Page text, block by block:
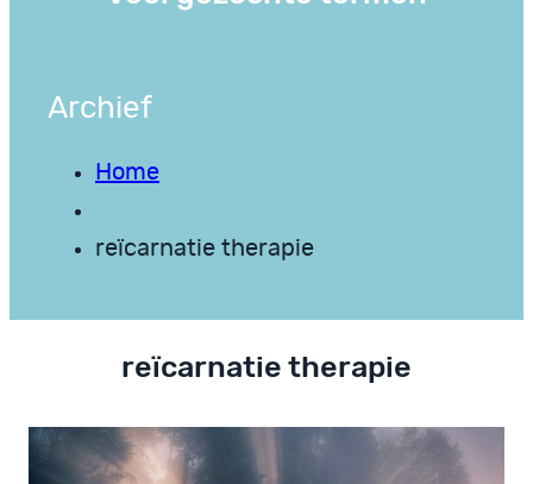
Archief
Home
reïcarnatie therapie
reïcarnatie therapie